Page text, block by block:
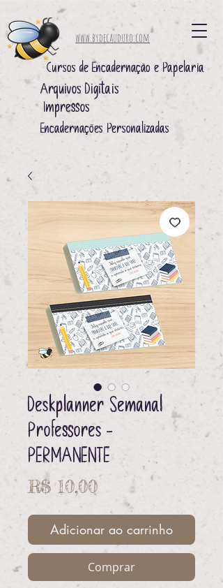
www.bydecauduro.com
Cursos de Encadernação e Papelaria
Arquivos Digitais ​
Impressos ​
Encadernações Personalizadas
Deskplanner Semanal
Professores -
PERMANENTE
R$ 10,00Preço
Adicionar ao carrinho
Comprar